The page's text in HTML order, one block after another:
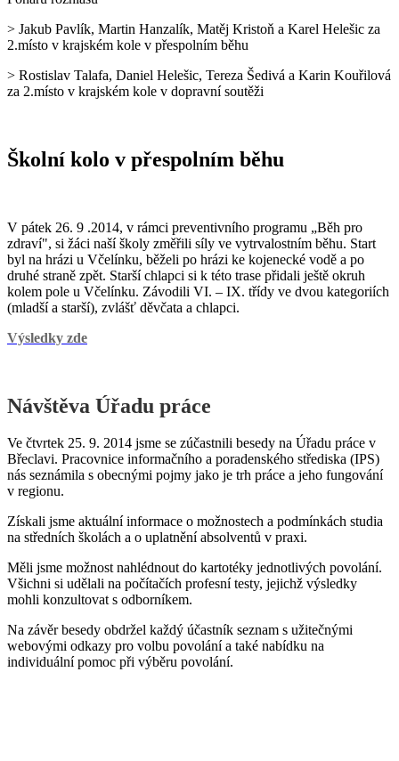
> Jakub Pavlík, Martin Hanzalík, Matěj Kristoň a Karel Helešic za
2.místo v krajském kole v přespolním běhu
> Rostislav Talafa, Daniel Helešic, Tereza Šedivá a Karin Kouřilová
za 2.místo v krajském kole v dopravní soutěži
Školní kolo v přespolním běhu
V pátek 26. 9 .2014, v rámci preventivního programu „Běh pro
zdraví", si žáci naší školy změřili síly ve vytrvalostním běhu. Start
byl na hrázi u Včelínku, běželi po hrázi ke kojenecké vodě a po
druhé straně zpět. Starší chlapci si k této trase přidali ještě okruh
kolem pole u Včelínku. Závodili VI. – IX. třídy ve dvou kategoriích
(mladší a starší), zvlášť děvčata a chlapci.
Výsledky zde
Návštěva Úřadu práce
Ve čtvrtek 25. 9. 2014 jsme se zúčastnili besedy na Úřadu práce v
Břeclavi. Pracovnice informačního a poradenského střediska (IPS)
nás seznámila s obecnými pojmy jako je trh práce a jeho fungování
v regionu.
Získali jsme aktuální informace o možnostech a podmínkách studia
na středních školách a o uplatnění absolventů v praxi.
Měli jsme možnost nahlédnout do kartotéky jednotlivých povolání.
Všichni si udělali na počítačích profesní testy, jejichž výsledky
mohli konzultovat s odborníkem.
Na závěr besedy obdržel každý účastník seznam s užitečnými
webovými odkazy pro volbu povolání a také nabídku na
individuální pomoc při výběru povolání.